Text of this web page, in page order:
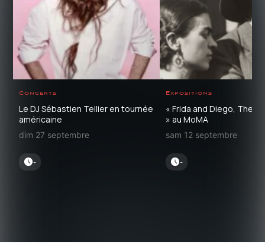
Concerts
Le DJ Sébastien Tellier en tournée
américaine
dim 27 septembre
-
Expositions
« Frida and Diego, The
» au MoMA
sam 12 septembre
-